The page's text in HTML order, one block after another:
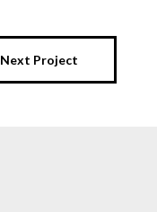
Next Project